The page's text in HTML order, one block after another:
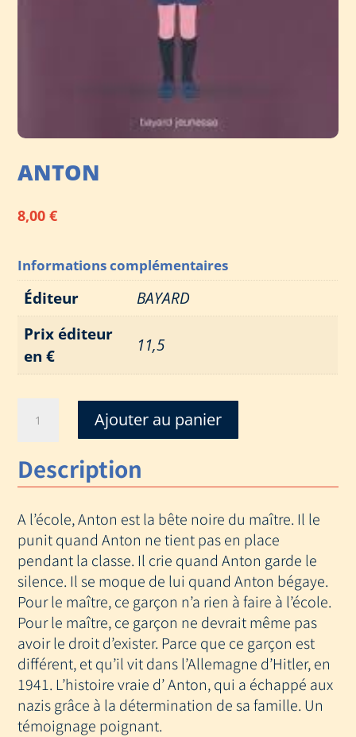
ANTON
8,00€
Informations complémentaires
Éditeur
BAYARD
Prix éditeur
en €
11,5
ANTON
Ajouter au panier
Description
A l’école, Anton est la bête noire du maître. Il le
punit quand Anton ne tient pas en place
pendant la classe. Il crie quand Anton garde le
silence. Il se moque de lui quand Anton bégaye.
Pour le maître, ce garçon n’a rien à faire à l’école.
Pour le maître, ce garçon ne devrait même pas
avoir le droit d’exister. Parce que ce garçon est
différent, et qu’il vit dans l’Allemagne d’Hitler, en
1941. L’histoire vraie d’ Anton, qui a échappé aux
nazis grâce à la détermination de sa famille. Un
témoignage poignant.